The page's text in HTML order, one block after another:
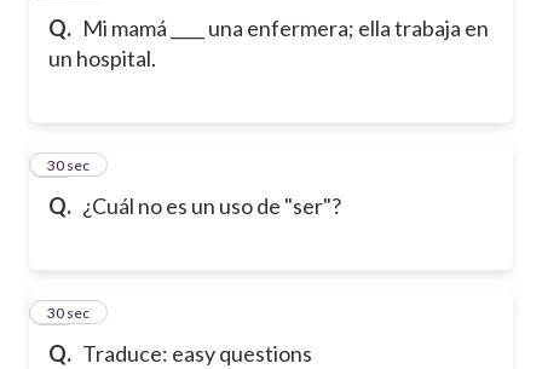
Q. Mi mamá ____ una enfermera; ella trabaja en
un hospital.
Q. ¿Cuál no es un uso de "ser"?
15
30 sec
Q. Traduce: easy questions
16
30 sec